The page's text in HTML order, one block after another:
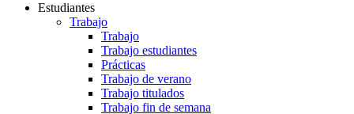
Estudiantes
Trabajo
Trabajo
Trabajo estudiantes
Prácticas
Trabajo de verano
Trabajo titulados
Trabajo fin de semana